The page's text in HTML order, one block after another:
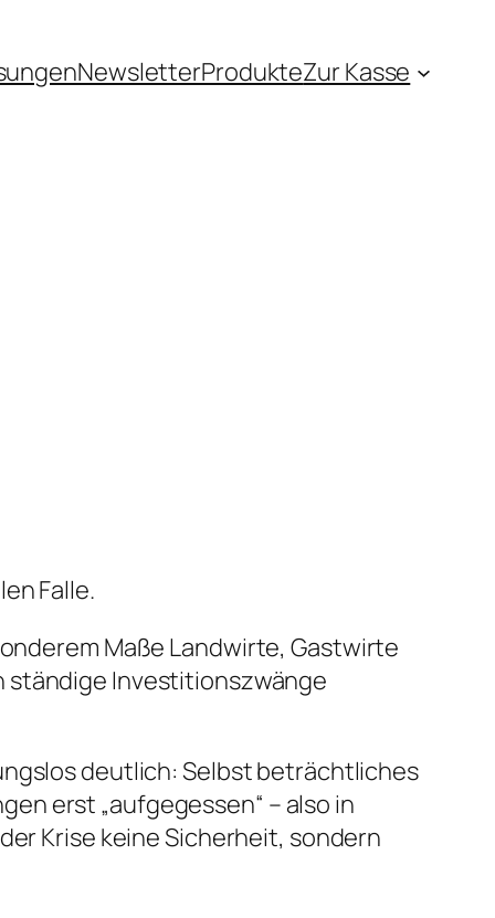
NewsletterProdukteZur Kasse
Falle.
Maße Landwirte, Gastwirte
ständige Investitionszwänge
deutlich: Selbst beträchtliches
erst „aufgegessen“ – also in
Krise keine Sicherheit, sondern